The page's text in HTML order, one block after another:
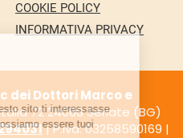
COOKIE POLICY
INFORMATIVA PRIVACY
dei Dottori Marco e
72 24068 Seriate (BG)
| P.Iva: 03258590169 |